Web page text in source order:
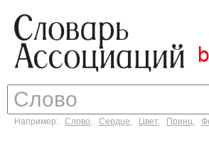
Например: Слово, Сердце, Цвет, Принц,